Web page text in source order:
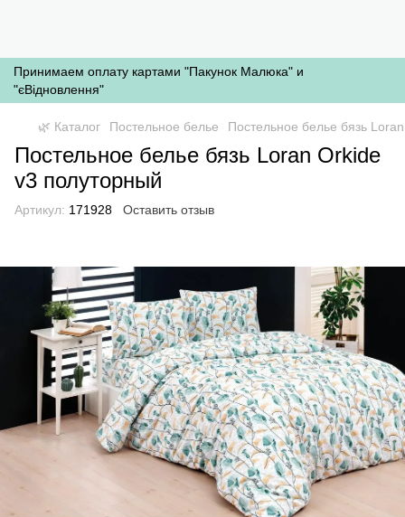
Принимаем оплату картами "Пакунок Малюка" и
"єВідновлення"
🌿 Каталог Постельное белье Постельное белье бязь
Постельное белье бязь Loran Orkide
v3 полуторный
Артикул: 171928 Оставить отзыв